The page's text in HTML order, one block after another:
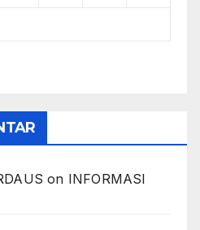
on INFORMASI